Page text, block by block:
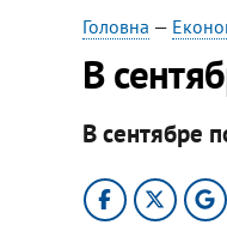
Головна —
В
В сентябре